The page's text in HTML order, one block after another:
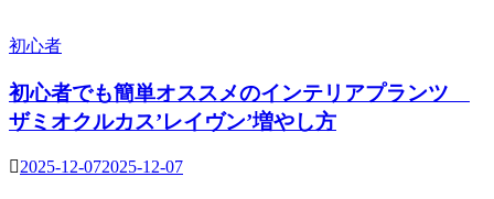
初心者
初心者でも簡単オススメのインテリアプランツ
ザミオクルカス’レイヴン’増やし方
2025-12-072025-12-07